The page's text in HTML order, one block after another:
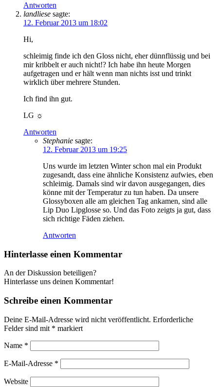
Antworten
landliese sagte:
12. Februar 2013 um 18:02
Hi,
schleimig finde ich den Gloss nicht, eher dünnflüssig und bei
mir kribbelt er auch nicht!? Ich habe ihn heute Morgen
aufgetragen und er hält wenn man nichts isst und trinkt
wirklich über mehrere Stunden.
Ich find ihn gut.
LG ☼
Antworten
Stephanie sagte:
12. Februar 2013 um 19:25
Uns wurde im letzten Winter schon mal ein Produkt
zugesandt, dass eine ähnliche Konsistenz aufwies, eben
schleimig. Damals sind wir davon ausgegangen, dies
könne mit der Temperatur zu tun haben. Da unsere
Glossyboxen alle am gleichen Tag ankamen, sind alle
Lip Duo Lipglosse so. Und das Foto zeigts ja gut, dass
sich richtige Fäden ziehen.
Antworten
Hinterlasse einen Kommentar
An der Diskussion beteiligen?
Hinterlasse uns deinen Kommentar!
Schreibe einen Kommentar
Deine E-Mail-Adresse wird nicht veröffentlicht. Erforderliche
Felder sind mit * markiert
Name *
E-Mail-Adresse *
Website